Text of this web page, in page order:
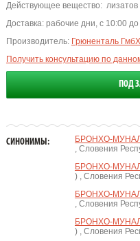
Действующее вещество: лизатов
Доставка: рабочие дни, с 10:00
Производитель: Грюненталь ГмбХ
Получить консультацию по
ПОД
СИНОНИМЫ: БРОНХО-
, Словения
БРОНХО-
) , Словения
БРОНХО-
, Словения
БРОНХО-
) , Словения